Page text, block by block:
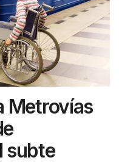
Metrovías
subte